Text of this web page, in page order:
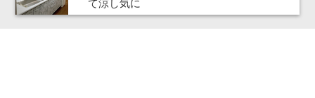
て涼し気に